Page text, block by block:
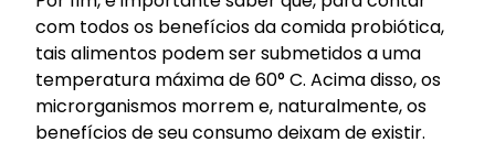
com todos os benefícios da comida probiótica,
tais alimentos podem ser submetidos a uma
temperatura máxima de 60° C. Acima disso, os
microrganismos morrem e, naturalmente, os
benefícios de seu consumo deixam de existir.